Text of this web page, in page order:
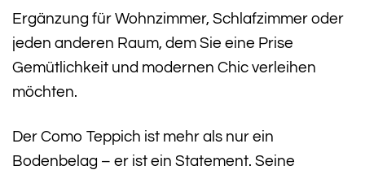
Ergänzung für Wohnzimmer, Schlafzimmer oder
jeden anderen Raum, dem Sie eine Prise
Gemütlichkeit und modernen Chic verleihen
möchten.
Der Como Teppich ist mehr als nur ein
Bodenbelag – er ist ein Statement. Seine